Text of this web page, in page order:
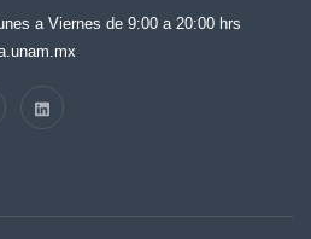
a Viernes de 9:00 a 20:00 hrs